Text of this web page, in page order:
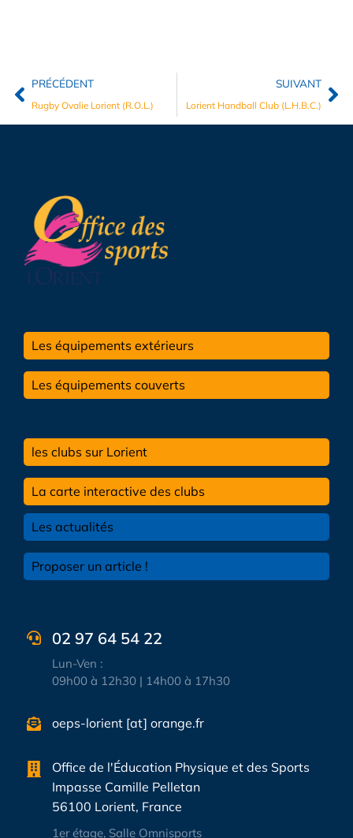
PRÉCÉDENT
Rugby Ovalie Lorient (R.O.L.)
SUIVANT
Lorient Handball Club (L.H.B.C.)
Les équipements extérieurs
Les équipements couverts
les clubs sur Lorient
La carte interactive des clubs
Les actualités
Proposer un article !
02 97 64 54 22
Lun-Ven :
09h00 à 12h30 | 14h00 à 17h30
oeps-lorient [at] orange.fr
Office de l'Éducation Physique et des Sports
Impasse Camille Pelletan
56100 Lorient, France
1er étage, Salle Omnisports